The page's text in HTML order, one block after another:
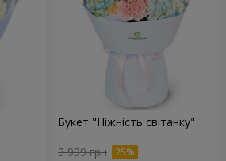
Букет "Ніжність світанку"
3 999 грн